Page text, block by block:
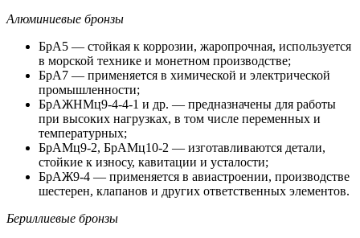
Алюминиевые бронзы
БрА5 — стойкая к коррозии, жаропрочная, используется
в морской технике и монетном производстве;
БрА7 — применяется в химической и электрической
промышленности;
БрАЖНМц9-4-4-1 и др. — предназначены для работы
при высоких нагрузках, в том числе переменных и
температурных;
БрАМц9-2, БрАМц10-2 — изготавливаются детали,
стойкие к износу, кавитации и усталости;
БрАЖ9-4 — применяется в авиастроении, производстве
шестерен, клапанов и других ответственных элементов.
Бериллиевые бронзы